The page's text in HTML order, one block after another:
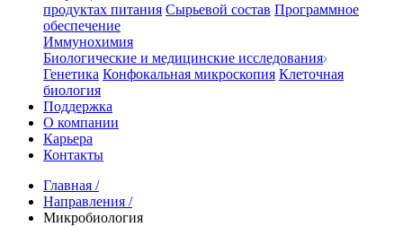
продуктах питания Сырьевой состав Программное
обеспечение
Иммунохимия
Биологические и медицинские исследования
Генетика Конфокальная микроскопия Клеточная
биология
Поддержка
О компании
Карьера
Контакты
Главная /
Направления /
Микробиология